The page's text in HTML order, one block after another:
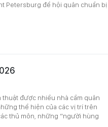
Petersburg để hội quân chuẩn bị
được nhiều nhà cầm quân
thể hiện của các vị trí trên
thủ môn, những “người hùng